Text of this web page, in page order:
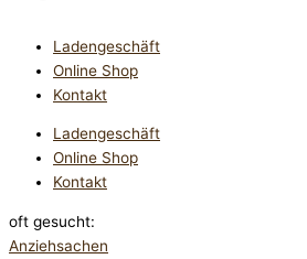
Ladengeschäft
Online Shop
Kontakt
Ladengeschäft
Online Shop
Kontakt
oft gesucht:
Anziehsachen